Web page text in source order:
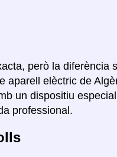
però la diferència
aparell elèctric de
un dispositiu
professional.